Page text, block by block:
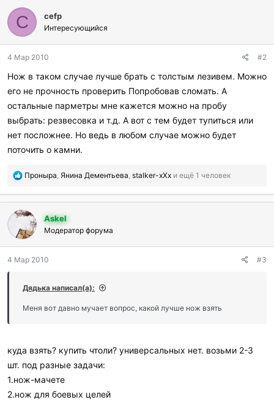
л
а
г
о
а
и
л
и
C cefp
Интересующийся
4 Мар 2010 #2
Нож в таком случае лучше брать с толстым лезивем. Можно
его не прочность проверить Попробовав сломать. А
остальные парметры мне кажется можно на пробу
выбрать: резвесовка и т.д. А вот с тем будет тупиться или
нет посложнее. Но ведь в любом случае можно будет
поточить о камни.
П
б
а
г
о
а
и
и
Проныра, Янина Дементьева, stalker-xXx и ещё 1 человек
Askel
Модератор форума
4 Мар 2010 #3
Дядька написал(а):
Меня вот давно мучает вопрос, какой лучше нож взять
куда взять? купить чтоли? универсальных нет. возьми 2-3
шт. под разные задачи:
1.нож-мачете
2.нож для боевых целей